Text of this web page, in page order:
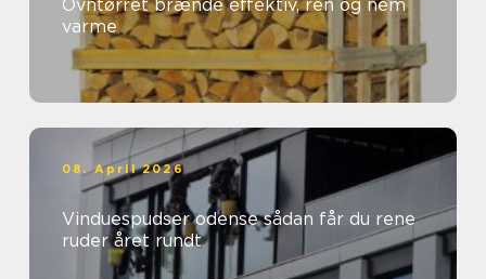
Ovntørret brænde effektiv, ren og nem
varme
08. April 2026
Vinduespudser odense sådan får du rene
ruder året rundt